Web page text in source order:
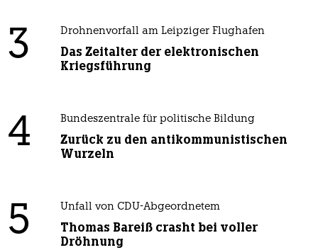
3 Drohnenvorfall am Leipziger Flughafen
Das Zeitalter der elektronischen
Kriegsführung
4 Bundeszentrale für politische Bildung
Zurück zu den antikommunistischen
Wurzeln
5 Unfall von CDU-Abgeordnetem
Thomas Bareiß crasht bei voller
Dröhnung